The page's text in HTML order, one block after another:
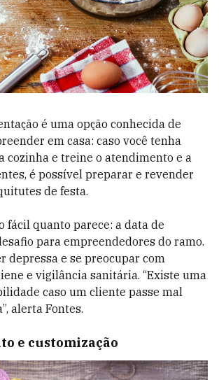
é uma opção conhecida de
em casa: caso você tenha
cozinha e treine o atendimento e a
é possível preparar e revender
de festa.
fácil quanto parece: a data de
para empreendedores do ramo.
depressa e se preocupar com
e vigilância sanitária. “Existe uma
caso um cliente passe mal
alerta Fontes.
e customização